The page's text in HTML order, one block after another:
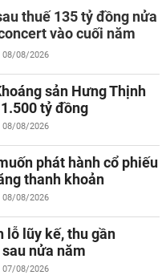
thuế 135 tỷ đồng nửa
vào cuối năm
08/08/2026
sản Hưng Thịnh
tỷ đồng
08/08/2026
phát hành cổ phiếu
thanh khoản
08/08/2026
lỗ lũy kế, thu gần
nửa năm
07/08/2026